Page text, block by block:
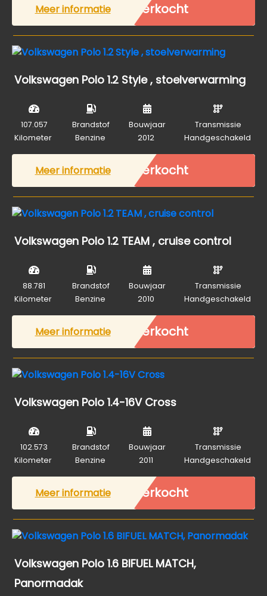
Meer informatie Verkocht
Volkswagen Polo 1.2 Style , stoelverwarming
107.057
Kilometer
Brandstof
Benzine
Bouwjaar
2012
Transmissie
Handgeschakeld
Meer informatie Verkocht
Volkswagen Polo 1.2 TEAM , cruise control
88.781
Kilometer
Brandstof
Benzine
Bouwjaar
2010
Transmissie
Handgeschakeld
Meer informatie Verkocht
Volkswagen Polo 1.4-16V Cross
102.573
Kilometer
Brandstof
Benzine
Bouwjaar
2011
Transmissie
Handgeschakeld
Meer informatie Verkocht
Volkswagen Polo 1.6 BIFUEL MATCH,
Panormadak